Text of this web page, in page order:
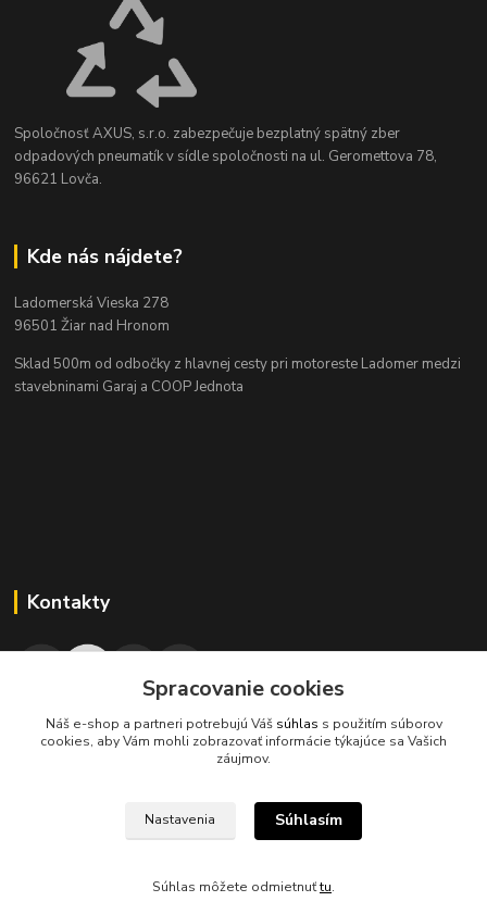
Spoločnosť AXUS, s.r.o. zabezpečuje bezplatný spätný zber
odpadových pneumatík v sídle spoločnosti na ul. Geromettova 78,
96621 Lovča.
Kde nás nájdete?
Ladomerská Vieska 278
96501 Žiar nad Hronom
Sklad 500m od odbočky z hlavnej cesty pri motoreste Ladomer medzi
stavebninami Garaj a COOP Jednota
Kontakty
045/671 63 50
Spracovanie cookies
Náš e-shop a partneri potrebujú Váš súhlas s použitím súborov
cookies, aby Vám mohli zobrazovať informácie týkajúce sa Vašich
záujmov.
Nastavenia Súhlasím
Súhlas môžete odmietnuťtu.